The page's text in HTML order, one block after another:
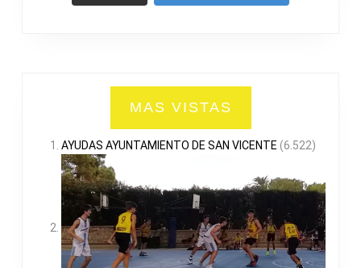
MAS VISTAS
AYUDAS AYUNTAMIENTO DE SAN VICENTE (6.522)